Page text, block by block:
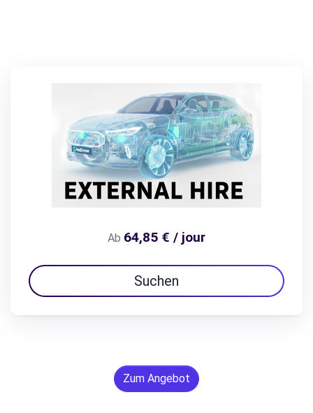
Ab 64,85 € / jour
Suchen
Zum Angebot